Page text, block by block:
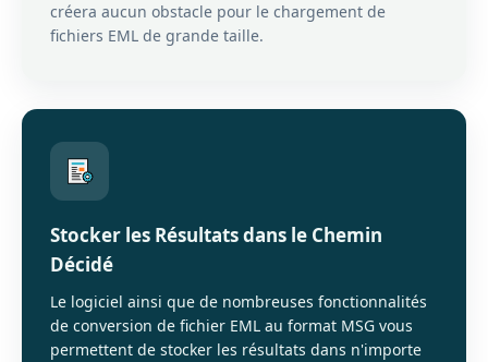
créera aucun obstacle pour le chargement de
fichiers EML de grande taille.
Stocker les Résultats dans le Chemin
Décidé
Le logiciel ainsi que de nombreuses fonctionnalités
de conversion de fichier EML au format MSG vous
permettent de stocker les résultats dans n'importe